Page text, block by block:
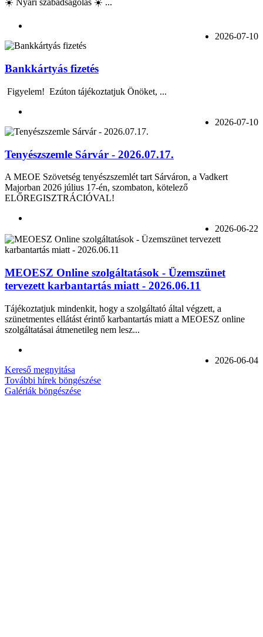
☀️ Nyári szabadságolás ☀️ ...
2026-07-10
Bankkártyás fizetés
Figyelem! Ezúton tájékoztatjuk Önöket, ...
2026-07-10
Tenyészszemle Sárvár - 2026.07.17.
A MEOE Szövetség tenyészszemlét tart Sárváron, a Vadkert
Majorban 2026 július 17-én, szombaton, kötelező
ELŐREGISZTRÁCIÓVAL!
2026-06-22
MEOESZ Online szolgáltatások - Üzemszünet
tervezett karbantartás miatt - 2026.06.11
Tájékoztatjuk mindenkit, hogy a szolgáltató által végzett, a
szünetmentes ellátást érintő karbantartás miatt a MEOESZ online
szolgáltatásai átmenetileg nem lesz...
2026-06-04
Kereső megnyitása
További hírek böngészése
Galériák böngészése